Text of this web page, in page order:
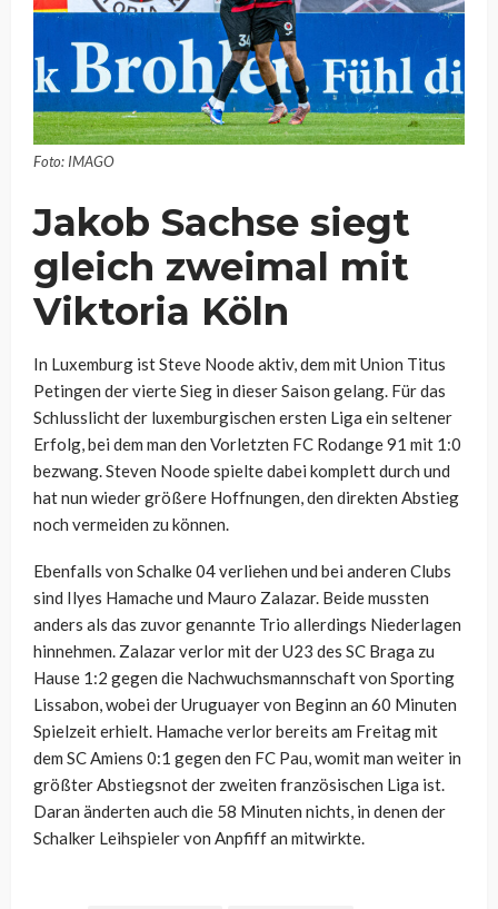
Foto: IMAGO
Jakob Sachse siegt
gleich zweimal mit
Viktoria Köln
In Luxemburg ist Steve Noode aktiv, dem mit Union Titus
Petingen der vierte Sieg in dieser Saison gelang. Für das
Schlusslicht der luxemburgischen ersten Liga ein seltener
Erfolg, bei dem man den Vorletzten FC Rodange 91 mit 1:0
bezwang. Steven Noode spielte dabei komplett durch und
hat nun wieder größere Hoffnungen, den direkten Abstieg
noch vermeiden zu können.
Ebenfalls von Schalke 04 verliehen und bei anderen Clubs
sind Ilyes Hamache und Mauro Zalazar. Beide mussten
anders als das zuvor genannte Trio allerdings Niederlagen
hinnehmen. Zalazar verlor mit der U23 des SC Braga zu
Hause 1:2 gegen die Nachwuchsmannschaft von Sporting
Lissabon, wobei der Uruguayer von Beginn an 60 Minuten
Spielzeit erhielt. Hamache verlor bereits am Freitag mit
dem SC Amiens 0:1 gegen den FC Pau, womit man weiter in
größter Abstiegsnot der zweiten französischen Liga ist.
Daran änderten auch die 58 Minuten nichts, in denen der
Schalker Leihspieler von Anpfiff an mitwirkte.